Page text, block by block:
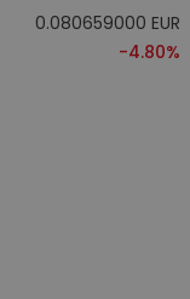
0.080659000 EUR
-4.80%